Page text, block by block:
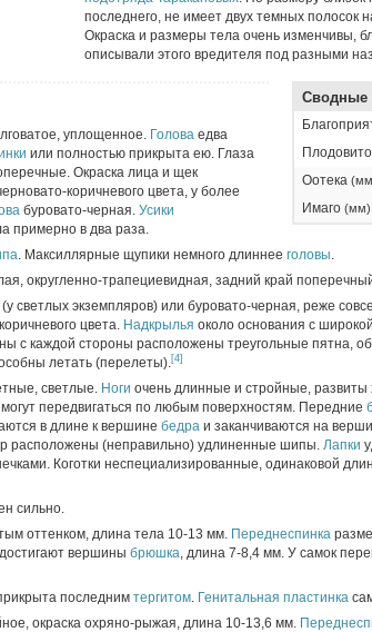
последнего, не имеет двух темных полосок
Окраска и размеры тела очень изменчивы,
описывали этого вредителя под разными
Сводные
Оотека
Имаго (мм)
уплощенное. Голова едва
или полностью прикрыта ею. Глаза
Окраска лица и щек
коричневого цвета, у более
буровато-черная. Усики
примерно в два раза.
. Максиллярные щупики немного длиннее головы.
округленно-трапециевидная, задний край
светлых экземпляров) или буровато-черная, реже
цвета. Надкрылья около основания с
с каждой стороны расположены треугольные пятна,
летать (перелеты).[4]
светлые. Ноги очень длинные и стройные,
могут передвигаться по любым поверхностям. Передние
в длине к вершине бедра и заканчиваются на
расположены (неправильно) удлиненные шипы. Лапки
Коготки неспециализированные, одинаковой
сильно.
оттенком, длина тела 10-13 мм. Переднеспинка
вершины брюшка, длина 7-8,4 мм. У самок
последним тергитом. Генитальная пластинка
окраска охряно-рыжая, длина 10-13,6 мм.